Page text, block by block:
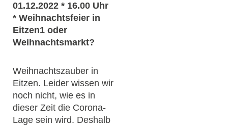
01.12.2022 * 16.00 Uhr
* Weihnachtsfeier in
Eitzen1 oder
Weihnachtsmarkt?
Weihnachtszauber in
Eitzen. Leider wissen wir
noch nicht, wie es in
dieser Zeit die Corona-
Lage sein wird. Deshalb